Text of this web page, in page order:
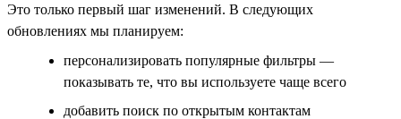
Это только первый шаг изменений. В следующих
обновлениях мы планируем:
персонализировать популярные фильтры —
показывать те, что вы используете чаще всего
добавить поиск по открытым контактам